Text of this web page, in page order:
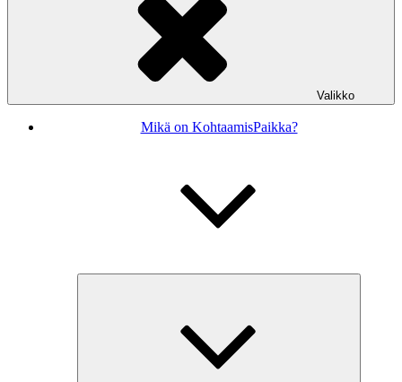
Valikko
Mikä on KohtaamisPaikka?